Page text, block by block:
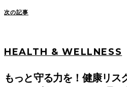
次の記事
HEALTH & WELLNESS
もっと守る力を！健康リス